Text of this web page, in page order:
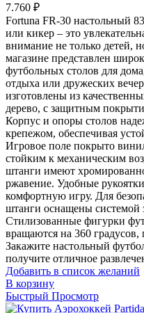
7.760 ₽
Fortuna FR-30 настольный
или кикер – это
внимание не только детей,
магазине представлен
футбольных столов для
отдыха или дружеских
изготовлены из
дерево, с защитным
Корпус и опоры столов
крепежом, обеспечивая
Игровое поле покрыто
стойким к механическим
штанги имеют
ржавение. Удобные
комфортную игру. Для
штанги оснащены системой
Стилизованные фигурки
вращаются на 360 градусов,
Закажите настольный
получите отличное
Добавить в список желаний
В корзину
Быстрый Просмотр